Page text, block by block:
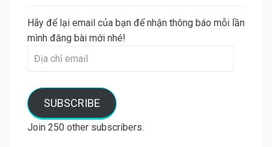
Hãy để lại email của bạn để nhận thông báo mỗi lần
mình đăng bài mới nhé!
Địa
SUBSCRIBE
Join 250 other subscribers.